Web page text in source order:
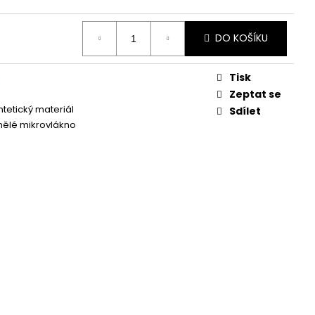
DO KOŠÍKU
materiál
mikrovlákno
Tisk
Zeptat se
Sdílet
SHOES